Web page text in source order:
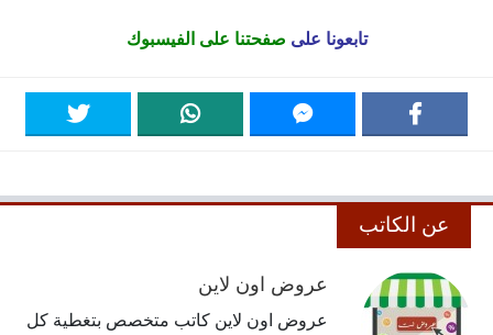
تابعونا على صفحتنا على الفيسبوك
عن الكاتب
عروض اون لاين
عروض اون لاين كاتب متخصص بتغطية كل